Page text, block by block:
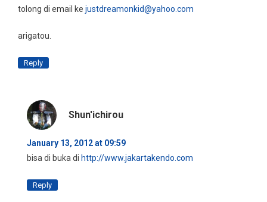
tolong di email ke justdreamonkid@yahoo.com
arigatou.
Reply
Shun'ichirou
January 13, 2012 at 09:59
bisa di buka di http://www.jakartakendo.com
Reply